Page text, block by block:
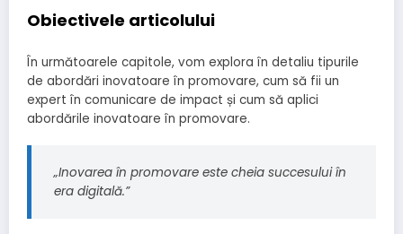
Obiectivele articolului
În următoarele capitole, vom explora în detaliu tipurile
de abordări inovatoare în promovare, cum să fii un
expert în comunicare de impact și cum să aplici
abordările inovatoare în promovare.
„Inovarea în promovare este cheia succesului în
era digitală.”